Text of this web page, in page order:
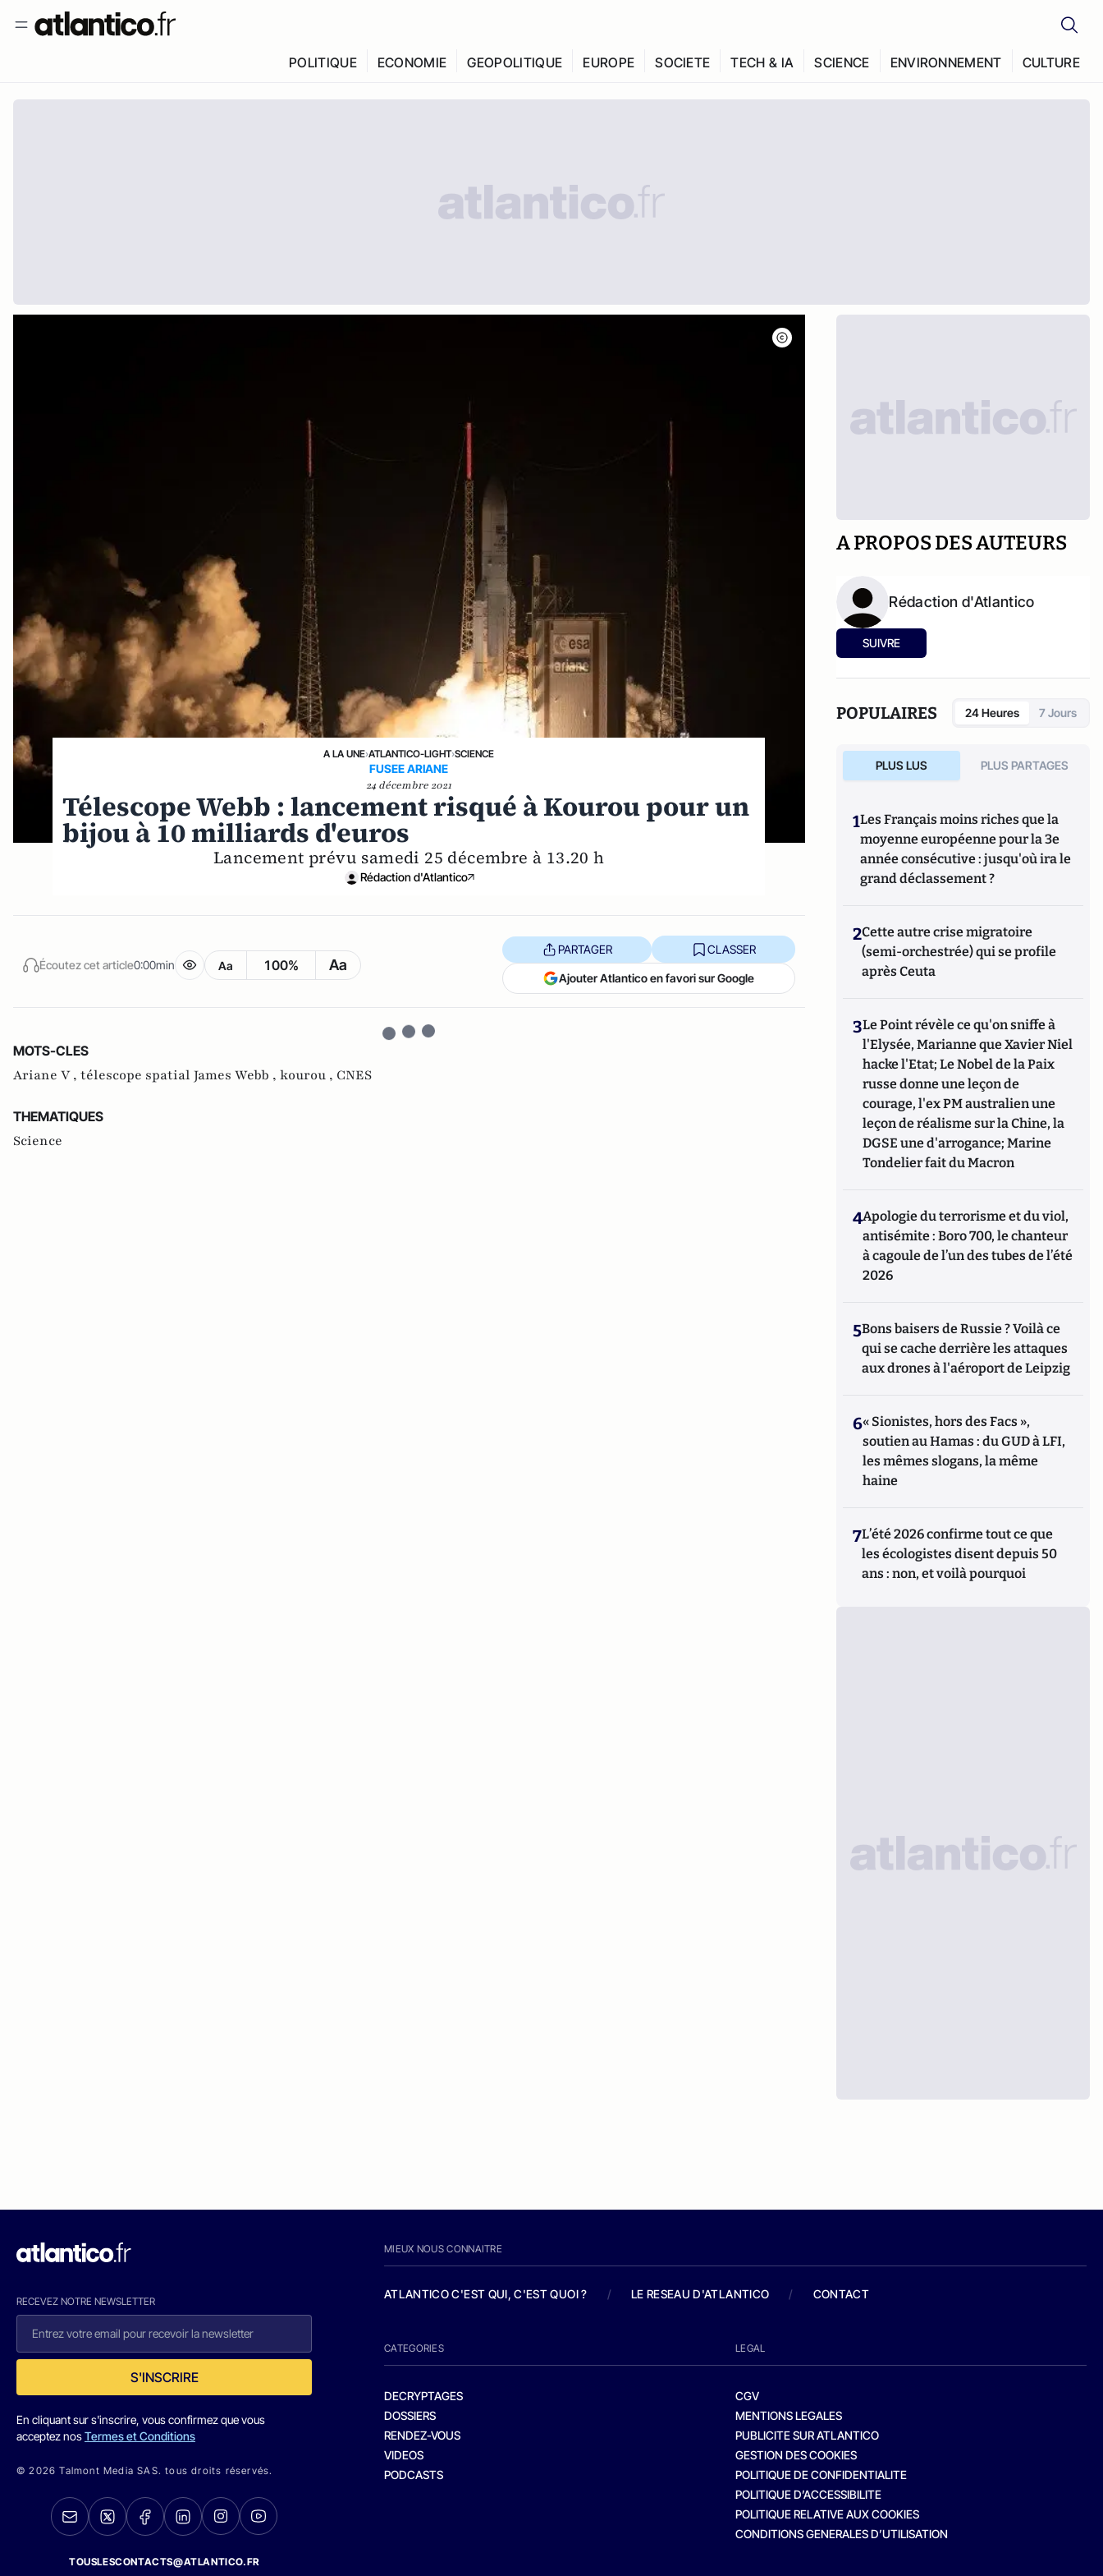
POLITIQUE ECONOMIE GEOPOLITIQUE EUROPE SOCIETE TECH & IA SCIENCE ENVIRONNEMENT CULTURE
A LA UNE›ATLANTICO-LIGHT›SCIENCE
FUSEE ARIANE
24 décembre 2021
Télescope Webb : lancement risqué à Kourou pour un
bijou à 10 milliards d'euros
Lancement prévu samedi 25 décembre à 13.20 h
Rédaction d'Atlantico
Écoutez cet article0:00min Aa 100% Aa
PARTAGER CLASSER
Ajouter Atlantico en favori sur Google
MOTS-CLES
Ariane V , télescope spatial James Webb , kourou , CNES
THEMATIQUES
Science
A PROPOS DES AUTEURS
Rédaction d'Atlantico
SUIVRE
POPULAIRES 24 Heures 7 Jours
PLUS LUS PLUS PARTAGES
1Les Français moins riches que la
moyenne européenne pour la 3e
année consécutive : jusqu'où ira le
grand déclassement ?
2Cette autre crise migratoire
(semi-orchestrée) qui se profile
après Ceuta
3Le Point révèle ce qu'on sniffe à
l'Elysée, Marianne que Xavier Niel
hacke l'Etat; Le Nobel de la Paix
russe donne une leçon de
courage, l'ex PM australien une
leçon de réalisme sur la Chine, la
DGSE une d'arrogance; Marine
Tondelier fait du Macron
4Apologie du terrorisme et du viol,
antisémite : Boro 700, le chanteur
à cagoule de l’un des tubes de l’été
2026
5Bons baisers de Russie ? Voilà ce
qui se cache derrière les attaques
aux drones à l'aéroport de Leipzig
6« Sionistes, hors des Facs »,
soutien au Hamas : du GUD à LFI,
les mêmes slogans, la même
haine
7L’été 2026 confirme tout ce que
les écologistes disent depuis 50
ans : non, et voilà pourquoi
RECEVEZ NOTRE NEWSLETTER
S'INSCRIRE
En cliquant sur s'inscrire, vous confirmez que vous
acceptez nosTermes et Conditions
© 2026 Talmont Media SAS. tous droits réservés.
TOUSLESCONTACTS@ATLANTICO.FR
MIEUX NOUS CONNAITRE
ATLANTICO C'EST QUI, C'EST QUOI ? / LE RESEAU D'ATLANTICO / CONTACT
CATEGORIES
DECRYPTAGES
DOSSIERS
RENDEZ-VOUS
VIDEOS
PODCASTS
LEGAL
CGV
MENTIONS LEGALES
PUBLICITE SUR ATLANTICO
GESTION DES COOKIES
POLITIQUE DE CONFIDENTIALITE
POLITIQUE D’ACCESSIBILITE
POLITIQUE RELATIVE AUX COOKIES
CONDITIONS GENERALES D’UTILISATION